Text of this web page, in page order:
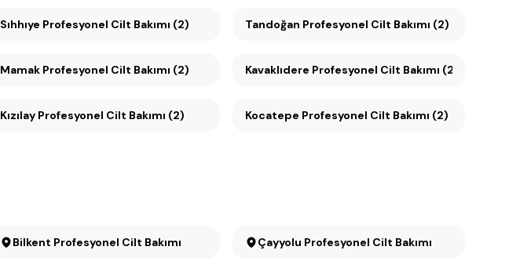
Sıhhıye Profesyonel Cilt Bakımı (2) Tandoğan Profesyonel Cilt Bakımı (2)
Mamak Profesyonel Cilt Bakımı (2) Kavaklıdere Profesyonel Cilt Bakımı (2)
Kızılay Profesyonel Cilt Bakımı (2) Kocatepe Profesyonel Cilt Bakımı (2)
Bilkent Profesyonel Cilt Bakımı Çayyolu Profesyonel Cilt Bakımı